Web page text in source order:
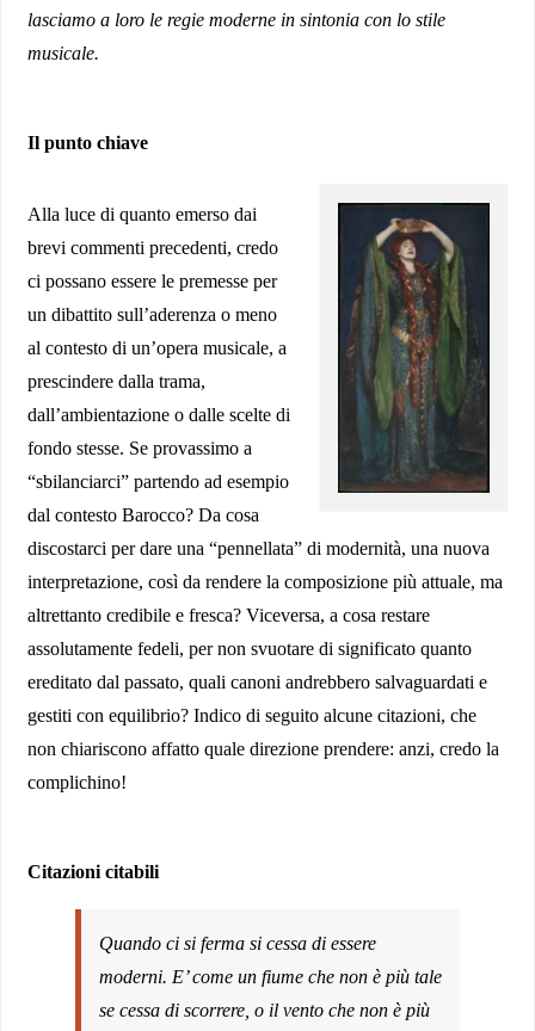
lasciamo a loro le regie moderne in sintonia con lo stile
musicale.
Il punto chiave
Alla luce di quanto emerso dai
brevi commenti precedenti, credo
ci possano essere le premesse per
un dibattito sull’aderenza o meno
al contesto di un’opera musicale, a
prescindere dalla trama,
dall’ambientazione o dalle scelte di
fondo stesse. Se provassimo a
“sbilanciarci” partendo ad esempio
dal contesto Barocco? Da cosa
discostarci per dare una “pennellata” di modernità, una nuova
interpretazione, così da rendere la composizione più attuale, ma
altrettanto credibile e fresca? Viceversa, a cosa restare
assolutamente fedeli, per non svuotare di significato quanto
ereditato dal passato, quali canoni andrebbero salvaguardati e
gestiti con equilibrio? Indico di seguito alcune citazioni, che
non chiariscono affatto quale direzione prendere: anzi, credo la
complichino!
Citazioni citabili
Quando ci si ferma si cessa di essere
moderni. E’ come un fiume che non è più tale
se cessa di scorrere, o il vento che non è più